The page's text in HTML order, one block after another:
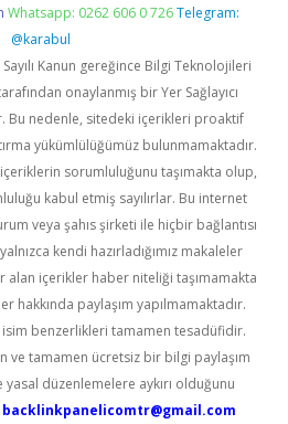
Whatsapp: 0262 606 0 726 Telegram:
@karabul
Kanun gereğince Bilgi Teknolojileri
onaylanmış bir Yer Sağlayıcı
Bu nedenle, sitedeki içerikleri proaktif
yükümlülüğümüz bulunmamaktadır.
sorumluluğunu taşımakta olup,
kabul etmiş sayılırlar. Bu internet
veya şahıs şirketi ile hiçbir bağlantısı
kendi hazırladığımız makaleler
alan içerikler haber niteliği taşımamakta
hakkında paylaşım yapılmamaktadır.
benzerlikleri tamamen tesadüfidir.
ve tamamen ücretsiz bir bilgi paylaşım
düzenlemelere aykırı olduğunu
backlinkpanelicomtr@gmail.com